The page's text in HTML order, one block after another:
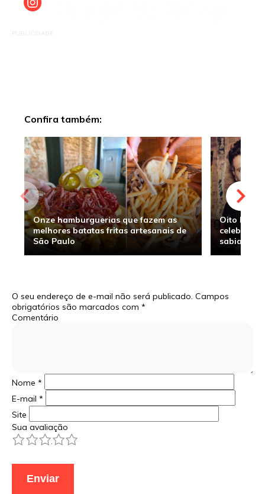
PUBLICIDADE
Confira também:
Onze hamburguerias que fazem as
melhores batatas fritas artesanais de
São Paulo
Oito
sabia
O seu endereço de e-mail não será publicado. Campos
obrigatórios são marcados com *
Comentário
Nome *
E-mail *
Site
Sua avaliação
5
4
3
2